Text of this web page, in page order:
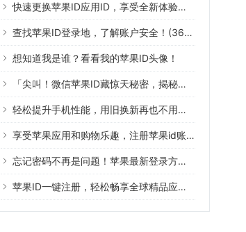
快速更换苹果ID应用ID，享受全新体验！（39字符）
查找苹果ID登录地，了解账户安全！(36个字符)
想知道我是谁？看看我的苹果ID头像！
「尖叫！微信苹果ID藏惊天秘密，揭秘全过程」
轻松提升手机性能，用旧换新再也不用费心啦！
享受苹果应用和购物乐趣，注册苹果id账号，轻松付款！
忘记密码不再是问题！苹果最新登录方式来了！
苹果ID一键注册，轻松畅享全球精品应用！